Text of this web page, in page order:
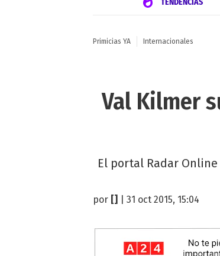
Primicias YA Internacionales
Val Kilmer
El portal Radar
por | 31 oct 2015, 15:04